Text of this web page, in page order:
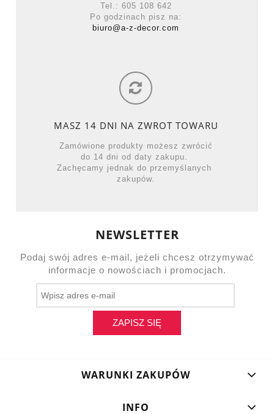
Tel.: 605 108 642
Po godzinach pisz na:
biuro@a-z-decor.com
MASZ 14 DNI NA ZWROT TOWARU
Zamówione produkty możesz zwrócić
do 14 dni od daty zakupu.
Zachęcamy jednak do przemyślanych
zakupów.
NEWSLETTER
Podaj swój adres e-mail, jeżeli chcesz otrzymywać
informacje o nowościach i promocjach.
ZAPISZ SIĘ
WARUNKI ZAKUPÓW
INFO